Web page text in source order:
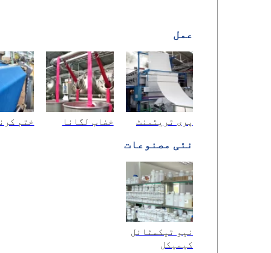
عمل
پری ٹریٹمنٹ خضاب لگانا ختم
نئی مصنوعات
نیو ٹیکسٹائل
کیمیکل